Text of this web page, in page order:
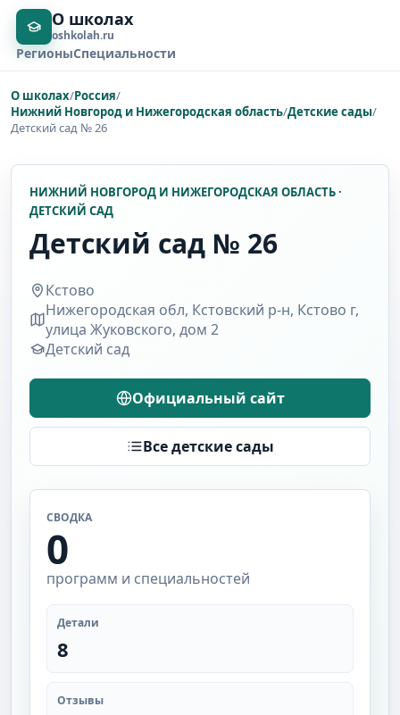
О школах
oshkolah.ru
РегионыСпециальности
О школах/Россия/
Нижний Новгород и Нижегородская область/Детские сады/
Детский сад № 26
НИЖНИЙ НОВГОРОД И НИЖЕГОРОДСКАЯ ОБЛАСТЬ ·
ДЕТСКИЙ САД
Детский сад № 26
Кстово
Нижегородская обл, Кстовский р-н, Кстово г,
улица Жуковского, дом 2
Детский сад
Официальный сайт
Все детские сады
СВОДКА
0
программ и специальностей
Детали
8
Отзывы